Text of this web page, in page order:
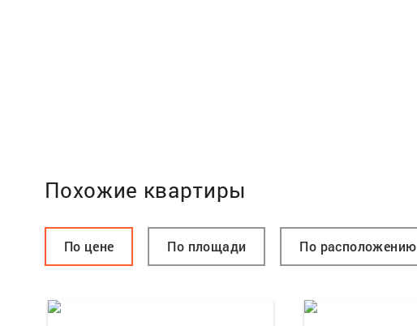
Похожие квартиры
По цене По площади По расположению